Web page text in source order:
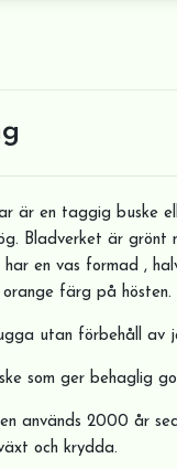
är en taggig buske
Bladverket är
en vas formad ,
färg på hösten.
utan förbehåll av
som ger behaglig
används 2000 år
och krydda.